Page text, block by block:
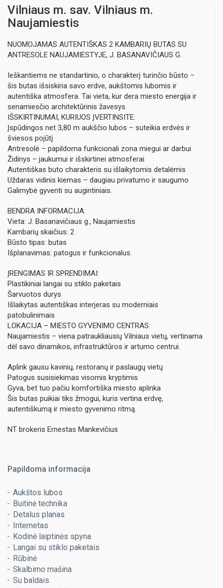
Vilniaus m. sav. Vilniaus m.
Naujamiestis
NUOMOJAMAS AUTENTIŠKAS 2 KAMBARIŲ BUTAS SU
ANTRESOLE NAUJAMIESTYJE, J. BASANAVIČIAUS G.
Ieškantiems ne standartinio, o charakterį turinčio būsto –
šis butas išsiskiria savo erdve, aukštomis lubomis ir
autentiška atmosfera. Tai vieta, kur dera miesto energija ir
senamiesčio architektūrinis žavesys.
IŠSKIRTINUMAI, KURIUOS ĮVERTINSITE:
Įspūdingos net 3,80 m aukščio lubos – suteikia erdvės ir
šviesos pojūtį
Antresolė – papildoma funkcionali zona miegui ar darbui
Židinys – jaukumui ir išskirtinei atmosferai
Autentiškas buto charakteris su išlaikytomis detalėmis
Uždaras vidinis kiemas – daugiau privatumo ir saugumo
Galimybė gyventi su augintiniais.
BENDRA INFORMACIJA:
Vieta: J. Basanavičiaus g., Naujamiestis
Kambarių skaičius: 2
Būsto tipas: butas
Išplanavimas: patogus ir funkcionalus.
ĮRENGIMAS IR SPRENDIMAI:
Plastikiniai langai su stiklo paketais
Šarvuotos durys
Išlaikytas autentiškas interjeras su moderniais
patobulinimais
LOKACIJA – MIESTO GYVENIMO CENTRAS:
Naujamiestis – viena patraukliausių Vilniaus vietų, vertinama
dėl savo dinamikos, infrastruktūros ir artumo centrui.
Aplink gausu kavinių, restoranų ir paslaugų vietų
Patogus susisiekimas visomis kryptimis
Gyva, bet tuo pačiu komfortiška miesto aplinka
Šis butas puikiai tiks žmogui, kuris vertina erdvę,
autentiškumą ir miesto gyvenimo ritmą.
NT brokeris Ernestas Mankevičius
Papildoma informacija
Aukštos lubos
Buitinė technika
Detalus planas
Internetas
Kodinė laiptinės spyna
Langai su stiklo paketais
Rūbinė
Skalbimo mašina
Su baldais